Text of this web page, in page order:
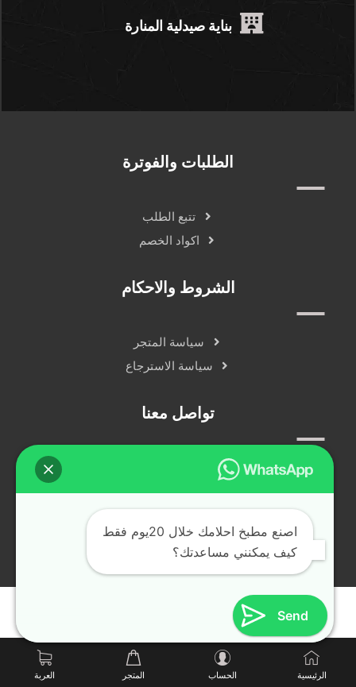
بناية صيدلية المنارة
الطلبات والفوترة
تتبع الطلب
اكواد الخصم
الشروط والاحكام
سياسة المتجر
سياسة الاسترجاع
تواصل معنا
دردشة مباشرة
جميع الحقوق محفوظة © alfransya.ae ٢٠٢٤
الرئيسية الحساب المتجر العربة
اصنع مطبخ احلامك خلال 20يوم فقط
كيف يمكنني مساعدتك؟
Send